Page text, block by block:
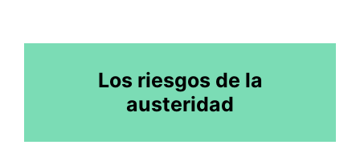
Los riesgos de la
austeridad